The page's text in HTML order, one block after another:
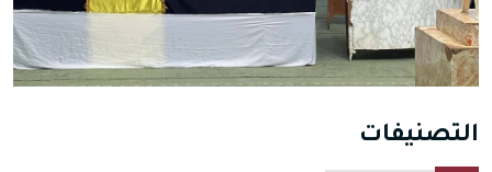
التصنيفات